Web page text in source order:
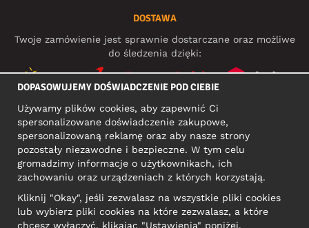
DOSTAWA
Twoje zamówienie jest sprawnie dostarczane oraz możliwe
do śledzenia dzięki:
MEDIA SPOŁECZNOŚCIOWE
ADRES KONTAKTOWY
Narva mnt 5, EE-10117 Tallinn
Reg: 12356245
DOPASOWUJEMY DOŚWIADCZENIE POD CIEBIE
Używamy plików cookies, aby zapewnić Ci
spersonalizowane doświadczenie zakupowe,
spersonalizowaną reklamę oraz aby nasze strony
pozostały niezawodne i bezpieczne. W tym celu
gromadzimy informacje o użytkownikach, ich
zachowaniu oraz urządzeniach z których korzystają.
Kliknij "Okay", jeśli zezwalasz na wszystkie pliki cookies
lub wybierz pliki cookies na które zezwalasz, a które
chcesz wyłączyć, klikając "Ustawienia" poniżej.